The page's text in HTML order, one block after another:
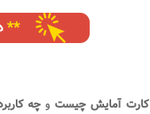
کارت آمایش چیست وچه